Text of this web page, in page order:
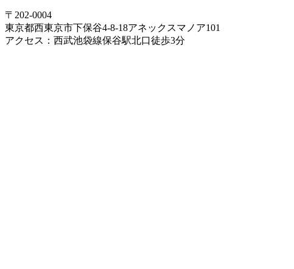
〒202-0004
東京都西東京市下保谷4-8-18アネックスマノア101
アクセス：西武池袋線保谷駅北口徒歩3分